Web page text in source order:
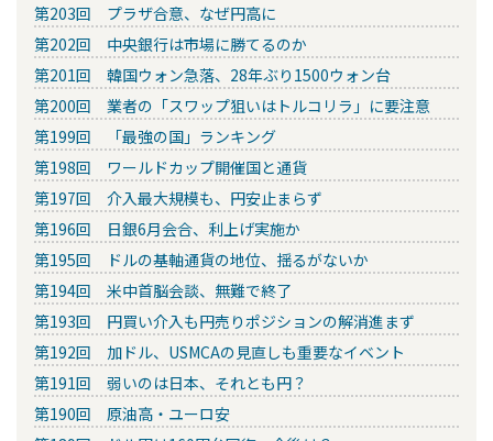
第203回 プラザ合意、なぜ円高に
第202回 中央銀行は市場に勝てるのか
第201回 韓国ウォン急落、28年ぶり1500ウォン台
第200回 業者の「スワップ狙いはトルコリラ」に要注意
第199回 「最強の国」ランキング
第198回 ワールドカップ開催国と通貨
第197回 介入最大規模も、円安止まらず
第196回 日銀6月会合、利上げ実施か
第195回 ドルの基軸通貨の地位、揺るがないか
第194回 米中首脳会談、無難で終了
第193回 円買い介入も円売りポジションの解消進まず
第192回 加ドル、USMCAの見直しも重要なイベント
第191回 弱いのは日本、それとも円？
第190回 原油高・ユーロ安